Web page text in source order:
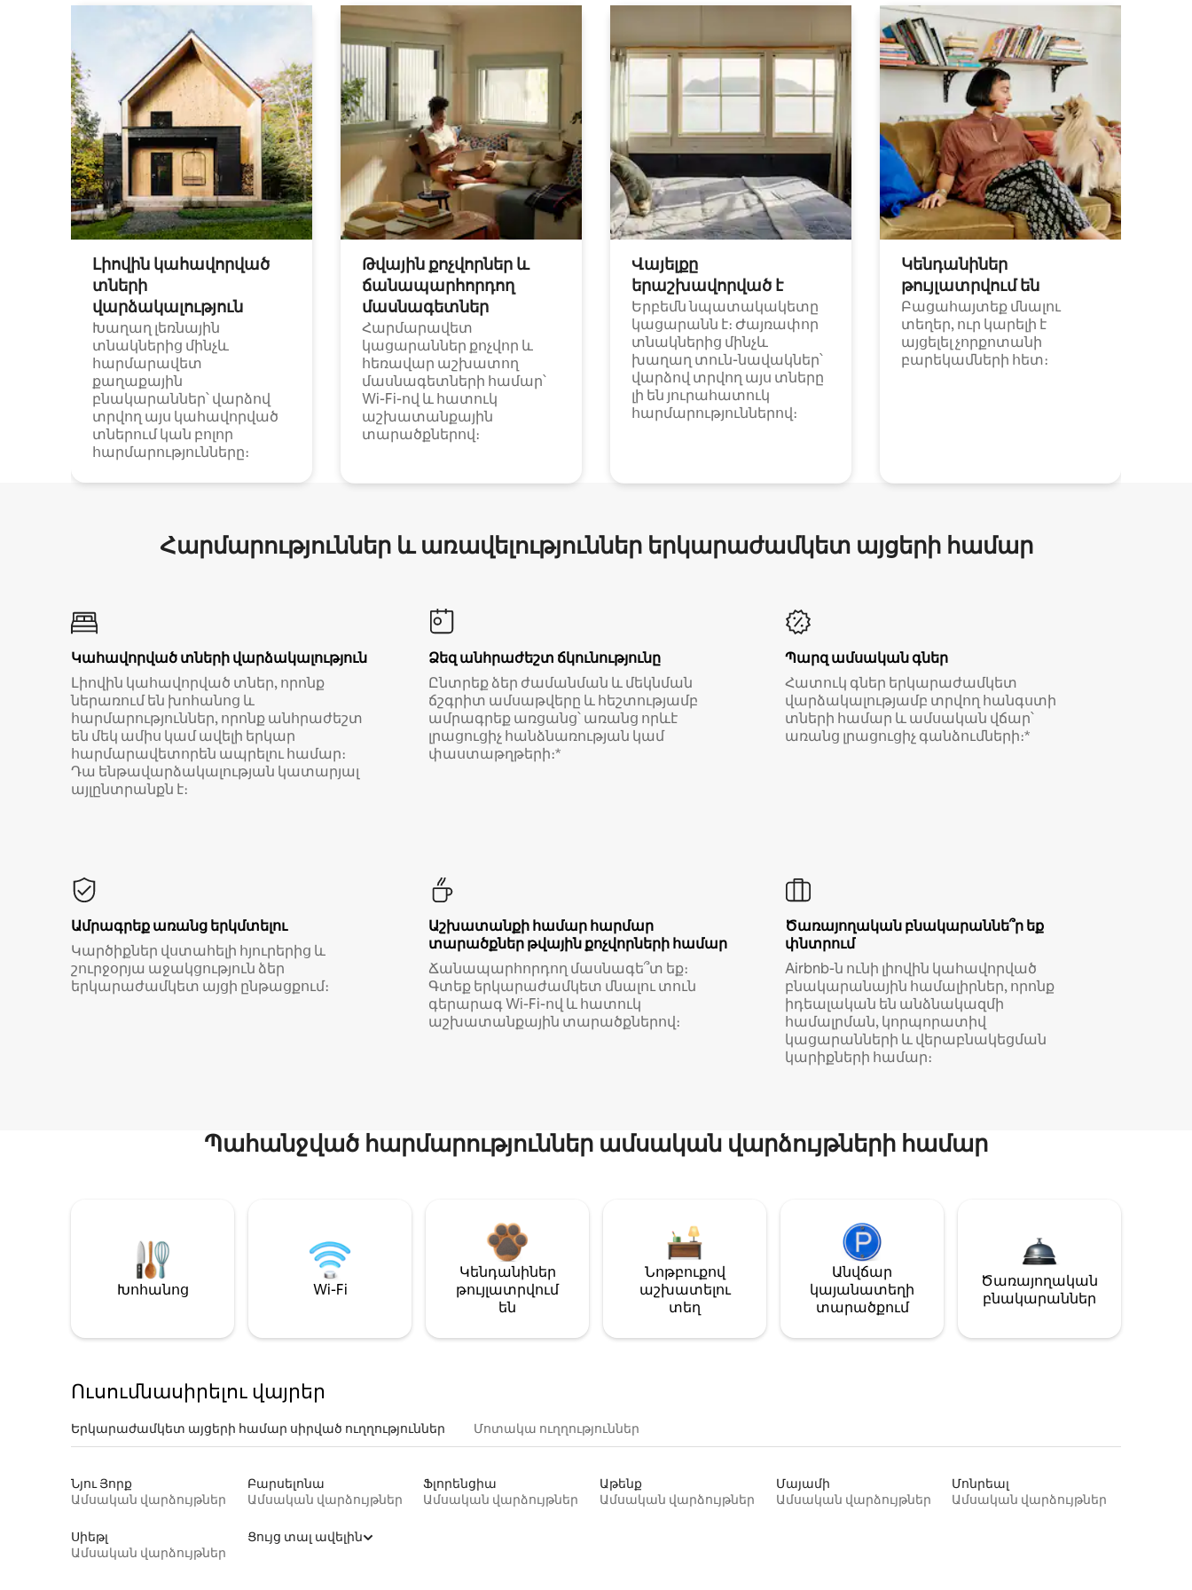
Լիովին կահավորված
տների
վարձակալություն
Խաղաղ լեռնային
տնակներից մինչև
հարմարավետ
քաղաքային
բնակարաններ՝ վարձով
տրվող այս կահավորված
տներում կան բոլոր
հարմարությունները։
Թվային քոչվորներ և
ճանապարհորդող
մասնագետներ
Հարմարավետ
կացարաններ քոչվոր և
հեռավար աշխատող
մասնագետների համար՝
Wi-Fi-ով և հատուկ
աշխատանքային
տարածքներով։
Վայելքը
երաշխավորված է
Երբեմն նպատակակետը
կացարանն է։ Ժայռափոր
տնակներից մինչև
խաղաղ տուն-նավակներ՝
վարձով տրվող այս տները
լի են յուրահատուկ
հարմարություններով։
Կենդանիներ
թույլատրվում են
Բացահայտեք մնալու
տեղեր, ուր կարելի է
այցելել չորքոտանի
բարեկամների հետ։
Հարմարություններ և առավելություններ երկարաժամկետ այցերի համար
Կահավորված տների վարձակալություն
Լիովին կահավորված տներ, որոնք
ներառում են խոհանոց և
հարմարություններ, որոնք անհրաժեշտ
են մեկ ամիս կամ ավելի երկար
հարմարավետորեն ապրելու համար։
Դա ենթավարձակալության կատարյալ
այլընտրանքն է։
Ձեզ անհրաժեշտ ճկունությունը
Ընտրեք ձեր ժամանման և մեկնման
ճշգրիտ ամսաթվերը և հեշտությամբ
ամրագրեք առցանց՝ առանց որևէ
լրացուցիչ հանձնառության կամ
փաստաթղթերի։*
Պարզ ամսական գներ
Հատուկ գներ երկարաժամկետ
վարձակալությամբ տրվող հանգստի
տների համար և ամսական վճար՝
առանց լրացուցիչ գանձումների։*
Ամրագրեք առանց երկմտելու
Կարծիքներ վստահելի հյուրերից և
շուրջօրյա աջակցություն ձեր
երկարաժամկետ այցի ընթացքում։
Աշխատանքի համար հարմար
տարածքներ թվային քոչվորների համար
Ճանապարհորդող մասնագե՞տ եք։
Գտեք երկարաժամկետ մնալու տուն
գերարագ Wi-Fi-ով և հատուկ
աշխատանքային տարածքներով։
Ծառայողական բնակարաննե՞ր եք
փնտրում
Airbnb-ն ունի լիովին կահավորված
բնակարանային համալիրներ, որոնք
իդեալական են անձնակազմի
համալրման, կորպորատիվ
կացարանների և վերաբնակեցման
կարիքների համար։
Պահանջված հարմարություններ ամսական վարձույթների համար
Խոհանոց Wi-Fi
Կենդանիներ
թույլատրվում
են
Նոթբուքով
աշխատելու
տեղ
Անվճար
կայանատեղի
տարածքում
Ծառայողական
բնակարաններ
Ուսումնասիրելու վայրեր
Երկարաժամկետ այցերի համար սիրված ուղղություններ Մոտակա ուղղություններ
Նյու Յորք
Ամսական վարձույթներ
Բարսելոնա
Ամսական վարձույթներ
Ֆլորենցիա
Ամսական վարձույթներ
Աթենք
Ամսական վարձույթներ
Մայամի
Ամսական վարձույթներ
Մոնրեալ
Ամսական վարձույթներ
Սիեթլ
Ամսական վարձույթներ
Ցույց տալ ավելին